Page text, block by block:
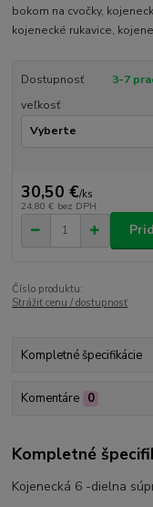
bokom na cvočky,
kojenecké rukavice,
Dostupnosť
3-7
veľkosť
30,50 €/ks
24,80 € bez DPH
Číslo produktu:
Strážiť cenu / dostupnosť
Kompletné špecifikácie
Komentáre 0
Kompletné
Kojenecká 6 -dielna